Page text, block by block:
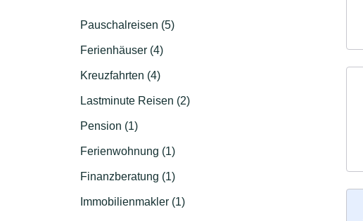
Pauschalreisen (5)
Ferienhäuser (4)
Kreuzfahrten (4)
Lastminute Reisen (2)
Pension (1)
Ferienwohnung (1)
Finanzberatung (1)
Immobilienmakler (1)